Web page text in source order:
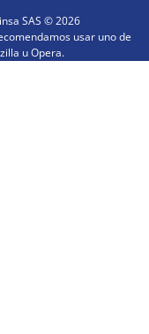
SAS ©2026
usar uno de
u Opera.